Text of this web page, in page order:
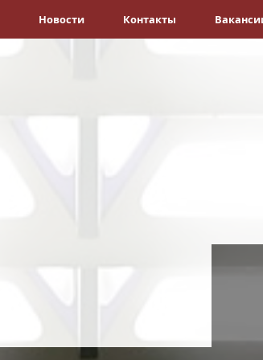
Новости Контакты